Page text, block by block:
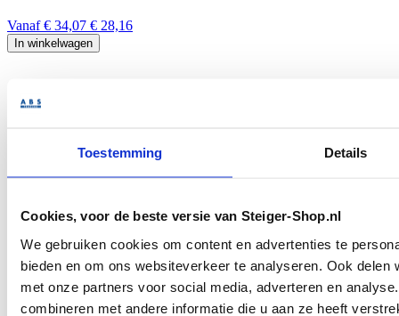
Toestemming Details
Cookies, voor de beste versie van Steiger-Shop.nl
We gebruiken cookies om content en advertenties te
bieden en om ons websiteverkeer te analyseren. Ook
met onze partners voor social media, adverteren en
combineren met andere informatie die u aan ze heeft
Vanaf € 34,07 € 28,16
In winkelwagen
Layher AR O-ligger 0,73m. nieuw
Vanaf € 24,59€ 20,32
In winkelwagen